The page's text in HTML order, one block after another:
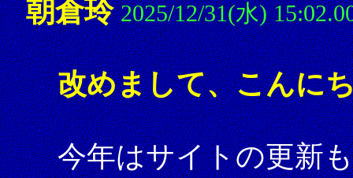
朝倉玲 2025/12/31(水)
改めまして、こんに
今年はサイトの更新